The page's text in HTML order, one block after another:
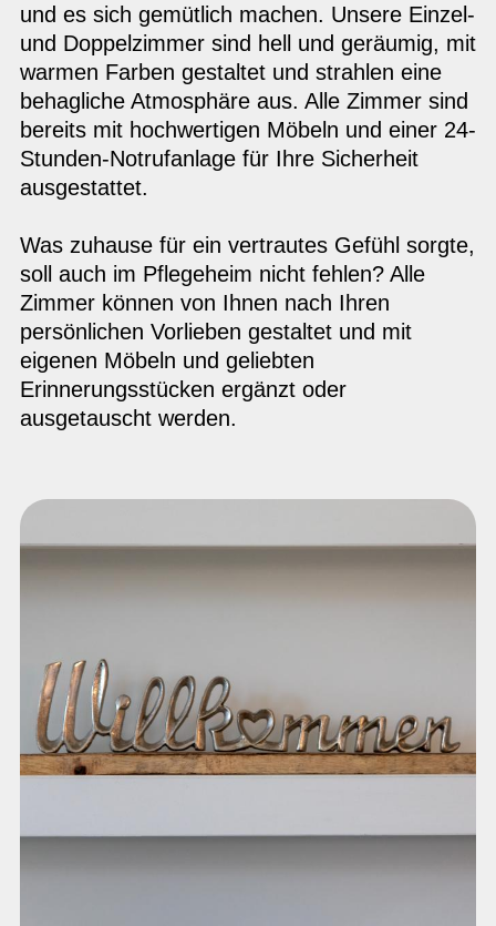
und es sich gemütlich machen. Unsere Einzel-
und Doppelzimmer sind hell und geräumig, mit
warmen Farben gestaltet und strahlen eine
behagliche Atmosphäre aus. Alle Zimmer sind
bereits mit hochwertigen Möbeln und einer 24-
Stunden-Notrufanlage für Ihre Sicherheit
ausgestattet.
Was zuhause für ein vertrautes Gefühl sorgte,
soll auch im Pflegeheim nicht fehlen? Alle
Zimmer können von Ihnen nach Ihren
persönlichen Vorlieben gestaltet und mit
eigenen Möbeln und geliebten
Erinnerungsstücken ergänzt oder
ausgetauscht werden.